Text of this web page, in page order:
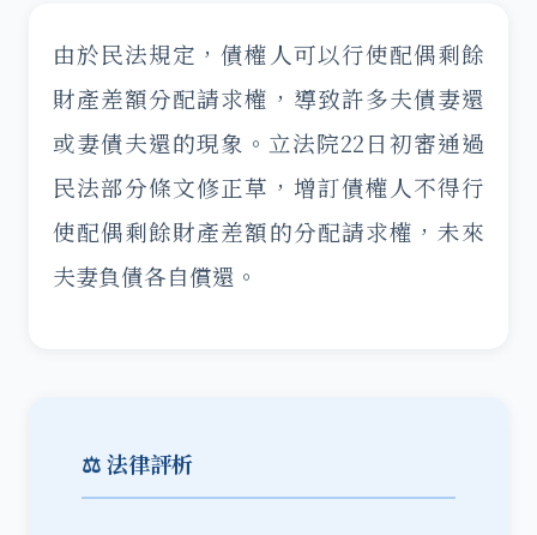
由於民法規定，債權人可以行使配偶剩餘
財產差額分配請求權，導致許多夫債妻還
或妻債夫還的現象。立法院22日初審通過
民法部分條文修正草，增訂債權人不得行
使配偶剩餘財產差額的分配請求權，未來
夫妻負債各自償還。
⚖️ 法律評析